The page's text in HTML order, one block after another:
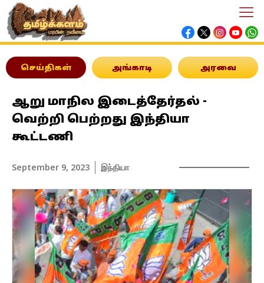
செய்திகள் அங்காடி அரவை
ஆறு மாநில இடைத்தேர்தல் -
வெற்றி பெற்றது இந்தியா
கூட்டணி
September 9, 2023 இந்தியா